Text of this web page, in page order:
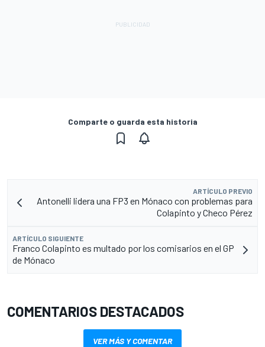
Comparte o guarda esta historia
ARTÍCULO PREVIO
Antonelli lidera una FP3 en Mónaco con problemas para
Colapinto y Checo Pérez
ARTÍCULO SIGUIENTE
Franco Colapinto es multado por los comisarios en el GP
de Mónaco
COMENTARIOS DESTACADOS
VER MÁS Y COMENTAR